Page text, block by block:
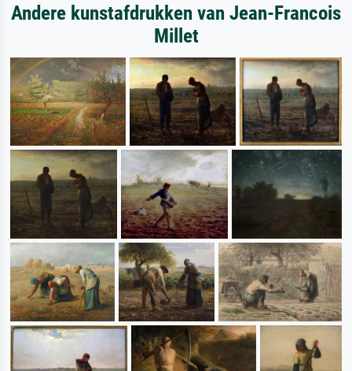
Andere kunstafdrukken van Jean-Francois
Millet